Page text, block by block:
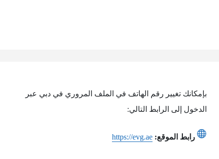
بإمكانك تغيير رقم الهاتف في الملف المروري في دبي عبر
الدخول إلى الرابط التالي:
رابط الموقع: https://evg.ae